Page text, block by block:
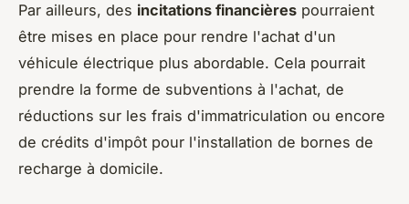
Par ailleurs, des incitations financières pourraient
être mises en place pour rendre l'achat d'un
véhicule électrique plus abordable. Cela pourrait
prendre la forme de subventions à l'achat, de
réductions sur les frais d'immatriculation ou encore
de crédits d'impôt pour l'installation de bornes de
recharge à domicile.